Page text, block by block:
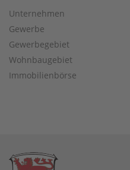
Unternehmen
Gewerbe
Gewerbegebiet
Wohnbaugebiet
Immobilienbörse